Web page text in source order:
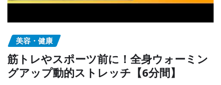
美容・健康
筋トレやスポーツ前に！全身ウォーミン
グアップ動的ストレッチ【6分間】